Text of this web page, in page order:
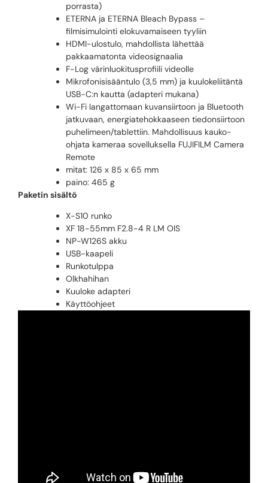
porrasta)
ETERNA ja ETERNA Bleach Bypass –
filmisimulointi elokuvamaiseen tyyliin
HDMI-ulostulo, mahdollista lähettää
pakkaamatonta videosignaalia
F-Log värinluokitusprofiili videolle
Mikrofonisisääntulo (3,5 mm) ja kuulokeliitäntä
USB-C:n kautta (adapteri mukana)
Wi-Fi langattomaan kuvansiirtoon ja Bluetooth
jatkuvaan, energiatehokkaaseen tiedonsiirtoon
puhelimeen/tablettiin. Mahdollisuus kauko-
ohjata kameraa sovelluksella FUJIFILM Camera
Remote
mitat: 126 x 85 x 65 mm
paino: 465 g
Paketin sisältö
X-S10 runko
XF 18-55mm F2.8-4 R LM OIS
NP-W126S akku
USB-kaapeli
Runkotulppa
Olkhahihan
Kuuloke adapteri
Käyttöohjeet